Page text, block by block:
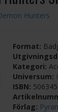
Hunters
Format:
Kategori:
Universum:
ISBN:
Förlag: